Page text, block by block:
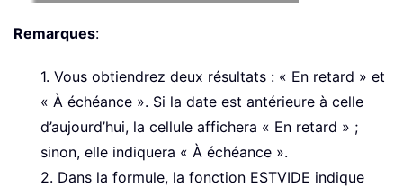
Remarques:
1. Vous obtiendrez deux résultats : « En retard » et
« À échéance ». Si la date est antérieure à celle
d’aujourd’hui, la cellule affichera « En retard » ;
sinon, elle indiquera « À échéance ».
2. Dans la formule, la fonction ESTVIDE indique